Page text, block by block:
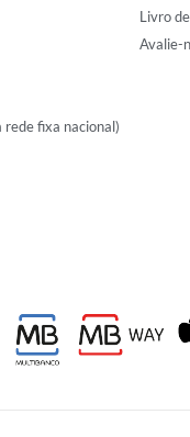
fixa nacional)
Livro
Avalie-